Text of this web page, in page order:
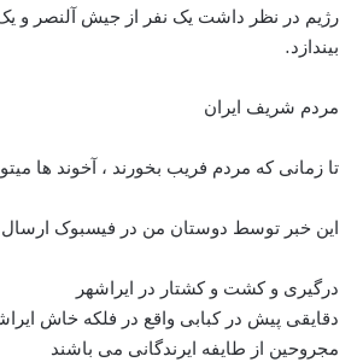
رژیم در نظر داشت یک نفر از جیش آلنصر و
بیندازد.
‫مردم شریف ایران
‫تا زمانی که مردم فریب بخورند ، آخوند ها
‫این خبر توسط دوستان من در فیسبوک ارسال
درگیری و کشت و کشتار در ایراشهر
مجروحین از طایفه ایرندگانی می باشند